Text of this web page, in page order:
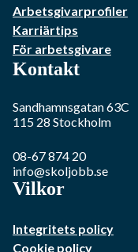
Arbetsgivarprofiler
Karriärtips
För arbetsgivare
Kontakt
Sandhamnsgatan 63C
115 28 Stockholm
08-67 874 20
info@skoljobb.se
Vilkor
Integritets policy
Cookie policy